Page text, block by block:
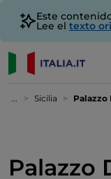
Este
Lee el texto
... Sicilia
Palazzo